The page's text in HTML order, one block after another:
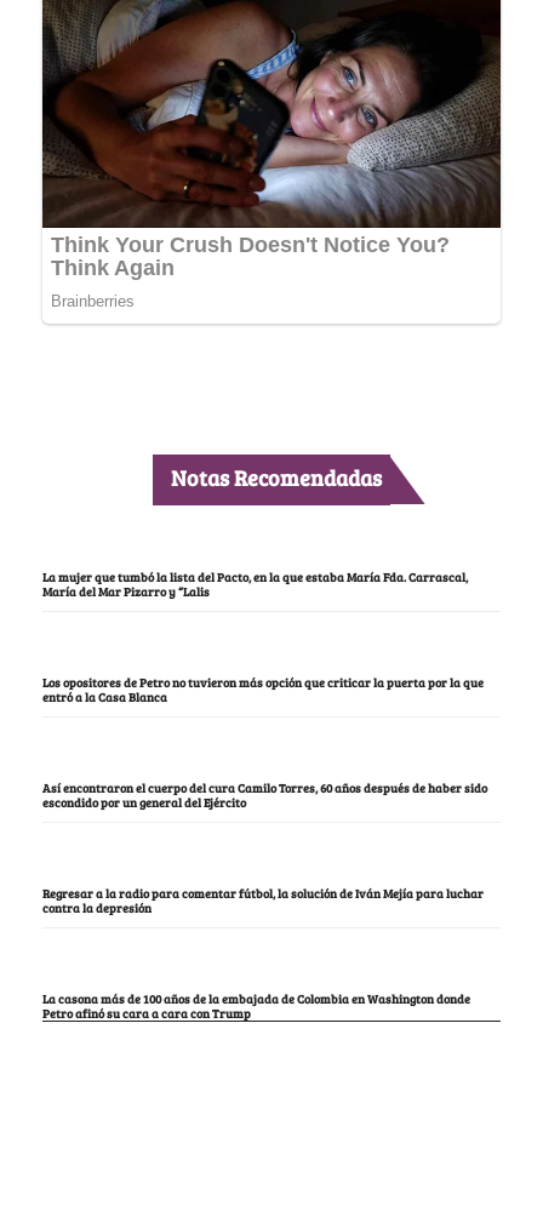
Notas Recomendadas
La mujer que tumbó la lista del Pacto, en la que estaba María Fda. Carrascal,
María del Mar Pizarro y “Lalis
Los opositores de Petro no tuvieron más opción que criticar la puerta por la que
entró a la Casa Blanca
Así encontraron el cuerpo del cura Camilo Torres, 60 años después de haber sido
escondido por un general del Ejército
Regresar a la radio para comentar fútbol, la solución de Iván Mejía para luchar
contra la depresión
La casona más de 100 años de la embajada de Colombia en Washington donde
Petro afinó su cara a cara con Trump